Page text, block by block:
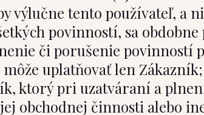
výlučne tento používateľ, a
povinností, sa
či porušenie
uplatňovať len Zákazník;
ktorý pri uzatváraní a
obchodnej činnosti alebo